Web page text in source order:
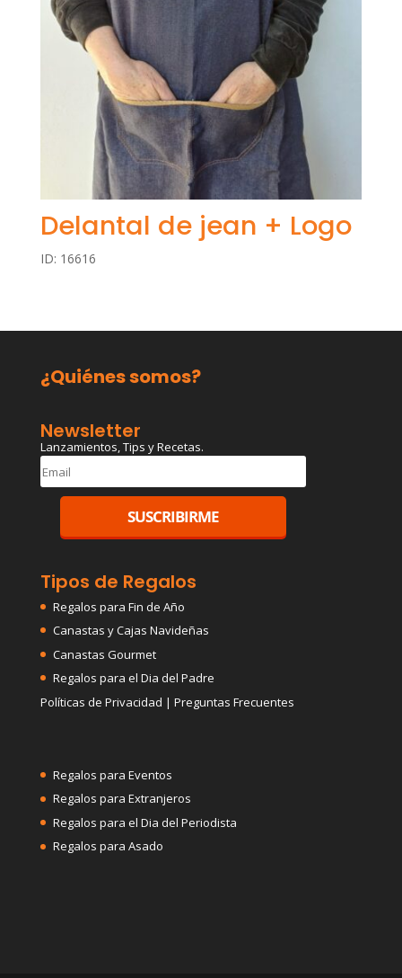
Delantal de jean + Logo
ID: 16616
¿Quiénes somos?
Newsletter
Lanzamientos, Tips y Recetas.
Tipos de Regalos
Regalos para Fin de Año
Canastas y Cajas Navideñas
Canastas Gourmet
Regalos para el Dia del Padre
Políticas de Privacidad | Preguntas Frecuentes
Regalos para Eventos
Regalos para Extranjeros
Regalos para el Dia del Periodista
Regalos para Asado